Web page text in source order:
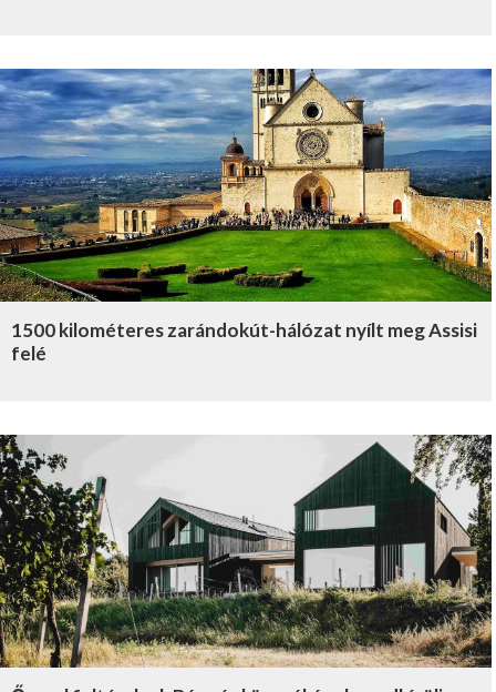
1500 kilométeres zarándokút-hálózat nyílt meg Assisi
felé